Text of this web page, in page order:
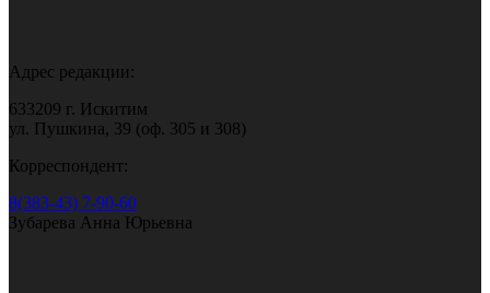
Адрес редакции:
633209 г. Искитим
ул. Пушкина, 39 (оф. 305 и 308)
Корреспондент:
8(383-43) 7-90-60
Зубарева Анна Юрьевна